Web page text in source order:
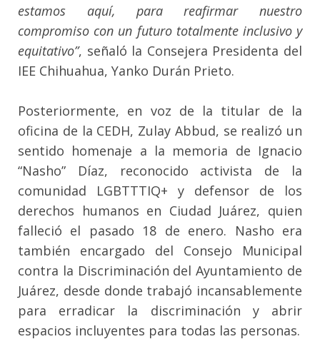
estamos aquí, para reafirmar nuestro
compromiso con un futuro totalmente inclusivo y
equitativo”, señaló la Consejera Presidenta del
IEE Chihuahua, Yanko Durán Prieto.
Posteriormente, en voz de la titular de la
oficina de la CEDH, Zulay Abbud, se realizó un
sentido homenaje a la memoria de Ignacio
“Nasho” Díaz, reconocido activista de la
comunidad LGBTTTIQ+ y defensor de los
derechos humanos en Ciudad Juárez, quien
falleció el pasado 18 de enero. Nasho era
también encargado del Consejo Municipal
contra la Discriminación del Ayuntamiento de
Juárez, desde donde trabajó incansablemente
para erradicar la discriminación y abrir
espacios incluyentes para todas las personas.